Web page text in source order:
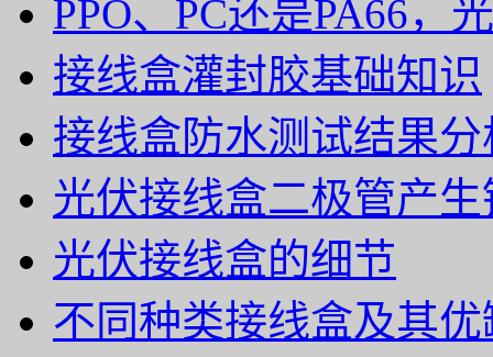
PPO、PC还是PA66，
接线盒灌封胶基础知识
接线盒防水测试结果分
光伏接线盒二极管产
光伏接线盒的细节
不同种类接线盒及其